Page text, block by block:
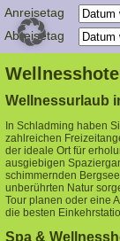
Anreisetag
Abreisetag
Wellnessurlaub
In Schladming haben
zahlreichen
der ideale Ort für
ausgiebigen
schimmernden
unberührten Natur
Tour planen oder eine
die besten
Spa &